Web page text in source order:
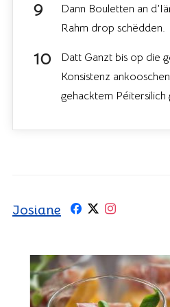
Dann Bouletten an
Rahm drop schëdden.
Datt Ganzt bis op die
Konsistenz
gehacktem
Josiane